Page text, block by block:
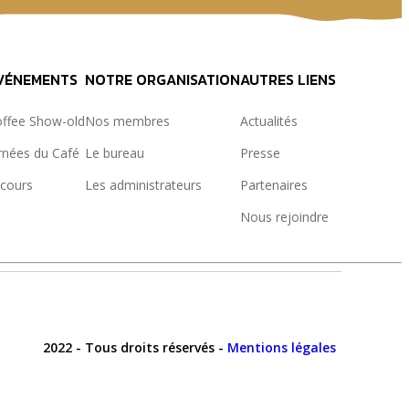
Show-old
du Café
NOTRE ORGANISATION
Nos membres
Le bureau
Les administrateurs
AUTRES LIENS
Actualités
Presse
Partenaires
Nous rejoindre
2022 - Tous droits réservés - Mentions légales